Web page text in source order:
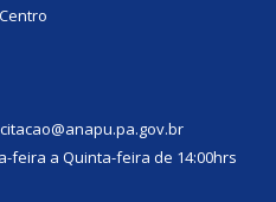
feira a Quinta-feira de 14:00hrs